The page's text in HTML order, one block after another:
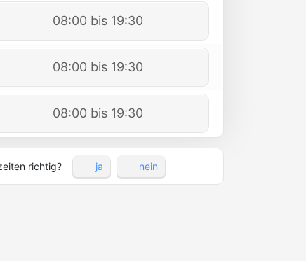
08:00 bis 19:30
08:00 bis 19:30
08:00 bis 19:30
richtig? ja nein